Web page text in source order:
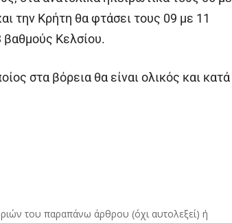
την Κρήτη θα φτάσει τους 09 με 11
Κελσίου.
στα βόρεια θα είναι ολικός και κατά
του παραπάνω άρθρου (όχι αυτολεξεί) ή